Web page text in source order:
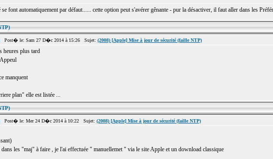
font automatiquement par défaut...... cette option peut s'avérer gênante - pur la désactiver, il faut aller dans les
Post� le: Sam 27 D�c 2014 à 15:26 Sujet: (2008) [Apple] Mise à jour de sécurité (faille NTP)
heures plus tard
manquent
plan" elle est listée ...
Post� le: Mer 24 D�c 2014 à 10:22 Sujet: (2008) [Apple] Mise à jour de sécurité (faille NTP)
dans les "maj" à faire , je l'ai effectuée " manuellemet " via le site Apple et un download classique